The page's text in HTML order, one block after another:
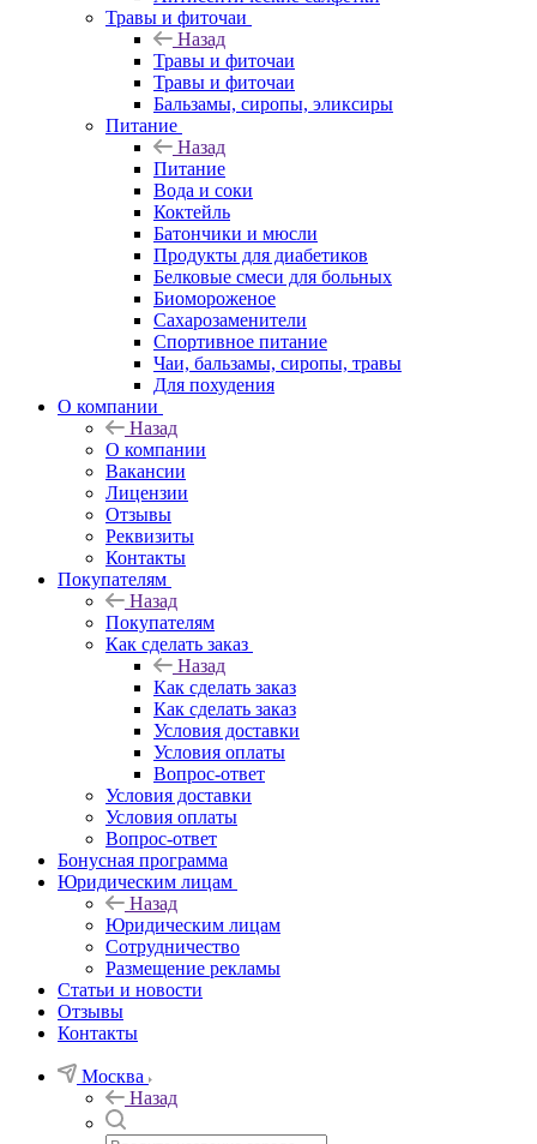
Травы и фиточаи
Назад
Травы и фиточаи
Травы и фиточаи
Бальзамы, сиропы, эликсиры
Питание
Назад
Питание
Вода и соки
Коктейль
Батончики и мюсли
Продукты для диабетиков
Белковые смеси для больных
Биомороженое
Сахарозаменители
Спортивное питание
Чаи, бальзамы, сиропы, травы
Для похудения
О компании
Назад
О компании
Вакансии
Лицензии
Отзывы
Реквизиты
Контакты
Покупателям
Назад
Покупателям
Как сделать заказ
Назад
Как сделать заказ
Как сделать заказ
Условия доставки
Условия оплаты
Вопрос-ответ
Условия доставки
Условия оплаты
Вопрос-ответ
Бонусная программа
Юридическим лицам
Назад
Юридическим лицам
Сотрудничество
Размещение рекламы
Статьи и новости
Отзывы
Контакты
Москва
Назад